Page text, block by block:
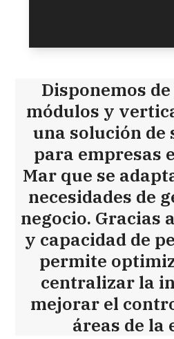
Disponemos
módulos y
una solución de
para empresas
Mar que se
necesidades de
negocio. Gracias
y capacidad de
permite
centralizar la
mejorar el
áreas de la